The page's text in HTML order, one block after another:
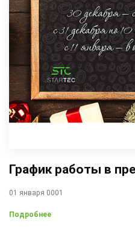
График работы в
01 января 0001
Подробнее